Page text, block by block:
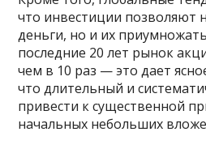
что инвестиции позволяют
деньги, но и их
последние 20 лет рынок
чем в 10 раз — это дает
что длительный и
привести к существенной
начальных небольших